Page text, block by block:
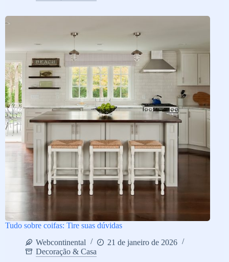
Tudo sobre coifas: Tire suas dúvidas
Webcontinental
21 de janeiro de 2026
Decoração & Casa